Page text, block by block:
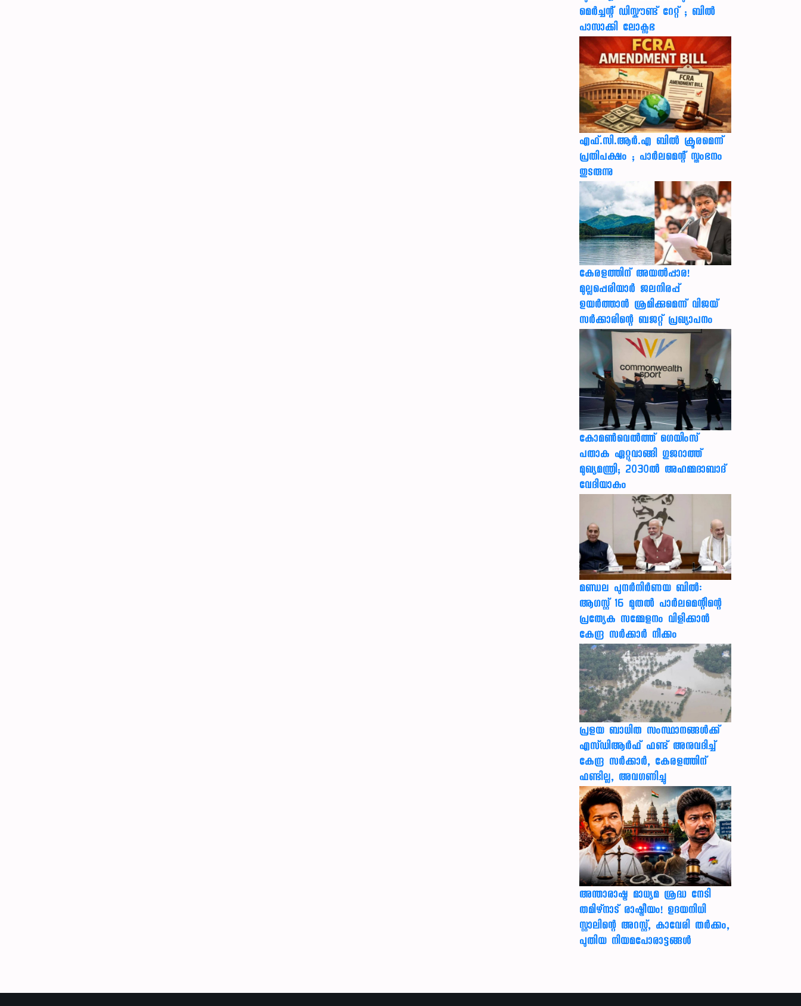
മെർച്ചന്റ് ഡിസ്കൗണ്ട് റേറ്റ് ; ബിൽ
പാസാക്കി ലോക്സഭ
എഫ്.സി.ആർ.എ ബിൽ ക്രൂരമെന്ന്
പ്രതിപക്ഷം ; പാർലമെന്റ് സ്തംഭനം
തുടരുന്നു
കേരളത്തിന് അ‌യൽപ്പാര!
മുല്ലപ്പെരിയാർ ജലനിരപ്പ്
ഉയർത്താൻ ശ്രമിക്കുമെന്ന് വിജയ്
സർക്കാരിന്റെ ബജറ്റ് പ്രഖ്യാപനം
കോമൺവെൽത്ത് ഗെയിംസ്
പതാക ഏറ്റുവാങ്ങി ഗുജറാത്ത്
മുഖ്യമന്ത്രി; 2030ൽ അഹമ്മദാബാദ്
വേദിയാകും
മണ്ഡല പുനർനിർണയ ബിൽ:
ആഗസ്റ്റ് 16 മുതൽ പാർലമെന്റിന്റെ
പ്രത്യേക സമ്മേളനം വിളിക്കാൻ
കേന്ദ്ര സർക്കാർ നീക്കം
പ്രളയ ബാധിത സംസ്ഥാനങ്ങൾക്ക്
എസ്ഡിആർഫ് ഫണ്ട് അനുവദിച്ച്
കേന്ദ്ര സര്‍ക്കാര്‍, കേരളത്തിന്
ഫണ്ടില്ല, അവഗണിച്ചു
അന്താരാഷ്ട്ര മാധ്യമ ശ്രദ്ധ നേടി
തമിഴ്‌നാട് രാഷ്ട്രീയം! ഉദയനിധി
സ്റ്റാലിന്റെ അറസ്റ്റ്, കാവേരി തർക്കം,
പുതിയ നിയമപോരാട്ടങ്ങൾ